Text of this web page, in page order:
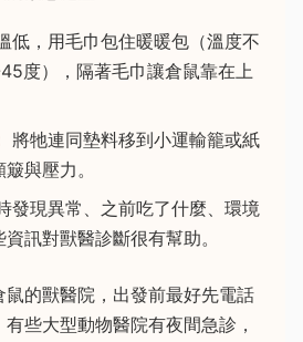
低，用毛巾包住暖暖包（溫度不
度），隔著毛巾讓倉鼠靠在上
將牠連同墊料移到小運輸籠或紙
與壓力。
發現異常、之前吃了什麼、環境
訊對獸醫診斷很有幫助。
鼠的獸醫院，出發前最好先電話
些大型動物醫院有夜間急診，